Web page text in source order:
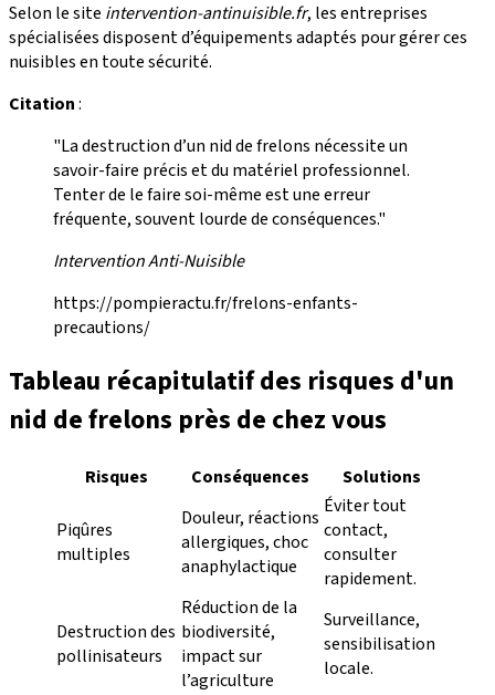
Selon le site intervention-antinuisible.fr, les entreprises
spécialisées disposent d’équipements adaptés pour gérer ces
nuisibles en toute sécurité.
Citation:
"La destruction d’un nid de frelons nécessite un
savoir-faire précis et du matériel professionnel.
Tenter de le faire soi-même est une erreur
fréquente, souvent lourde de conséquences."
Intervention Anti-Nuisible
https://pompieractu.fr/frelons-enfants-
precautions/
Tableau récapitulatif des risques d'un
nid de frelons près de chez vous
Risques Conséquences Solutions
Piqûres
multiples
Douleur, réactions
allergiques, choc
anaphylactique
Éviter tout
contact,
consulter
rapidement.
Destruction des
pollinisateurs
Réduction de la
biodiversité,
impact sur
l’agriculture
Surveillance,
sensibilisation
locale.